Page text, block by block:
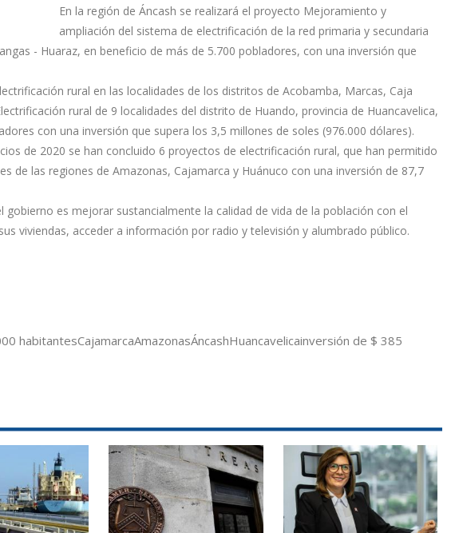
En la región de Áncash se realizará el proyecto Mejoramiento y
ampliación del sistema de electrificación de la red primaria y secundaria
- Huaraz, en beneficio de más de 5.700 pobladores, con una inversión que
rural en las localidades de los distritos de Acobamba, Marcas, Caja
rural de 9 localidades del distrito de Huando, provincia de Huancavelica,
con una inversión que supera los 3,5 millones de soles (976.000 dólares).
de 2020 se han concluido 6 proyectos de electrificación rural, que han permitido
de las regiones de Amazonas, Cajamarca y Huánuco con una inversión de 87,7
es mejorar sustancialmente la calidad de vida de la población con el
viviendas, acceder a información por radio y televisión y alumbrado público.
habitantesCajamarcaAmazonasÁncashHuancavelicainversión de $ 385